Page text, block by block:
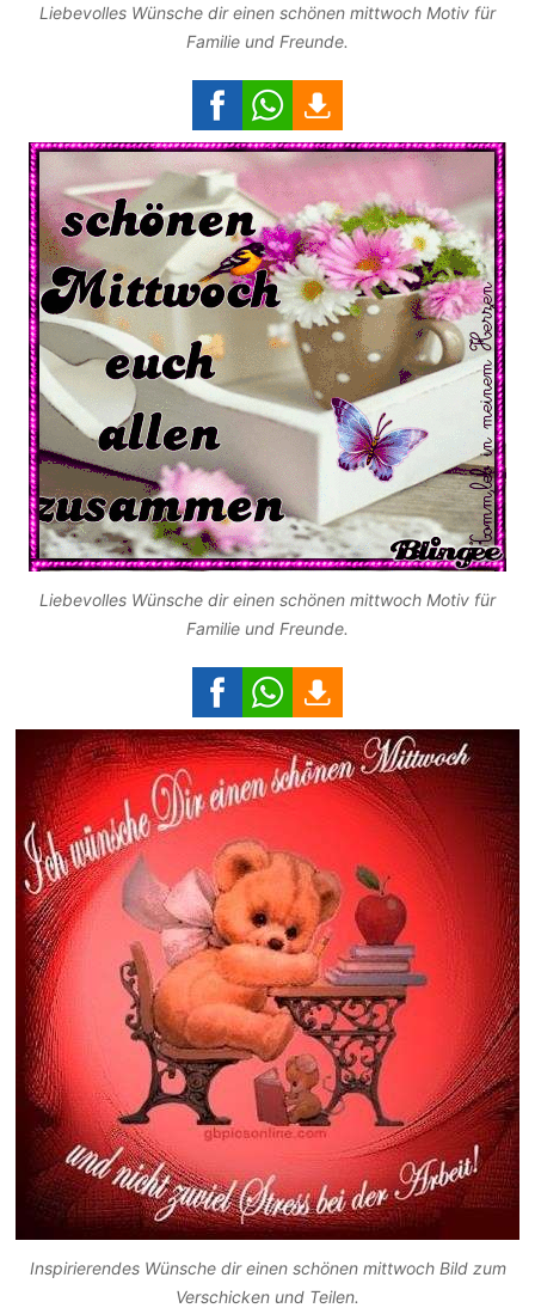
Liebevolles Wünsche dir einen schönen mittwoch Motiv für
Familie und Freunde.
Liebevolles Wünsche dir einen schönen mittwoch Motiv für
Familie und Freunde.
Inspirierendes Wünsche dir einen schönen mittwoch Bild zum
Verschicken und Teilen.